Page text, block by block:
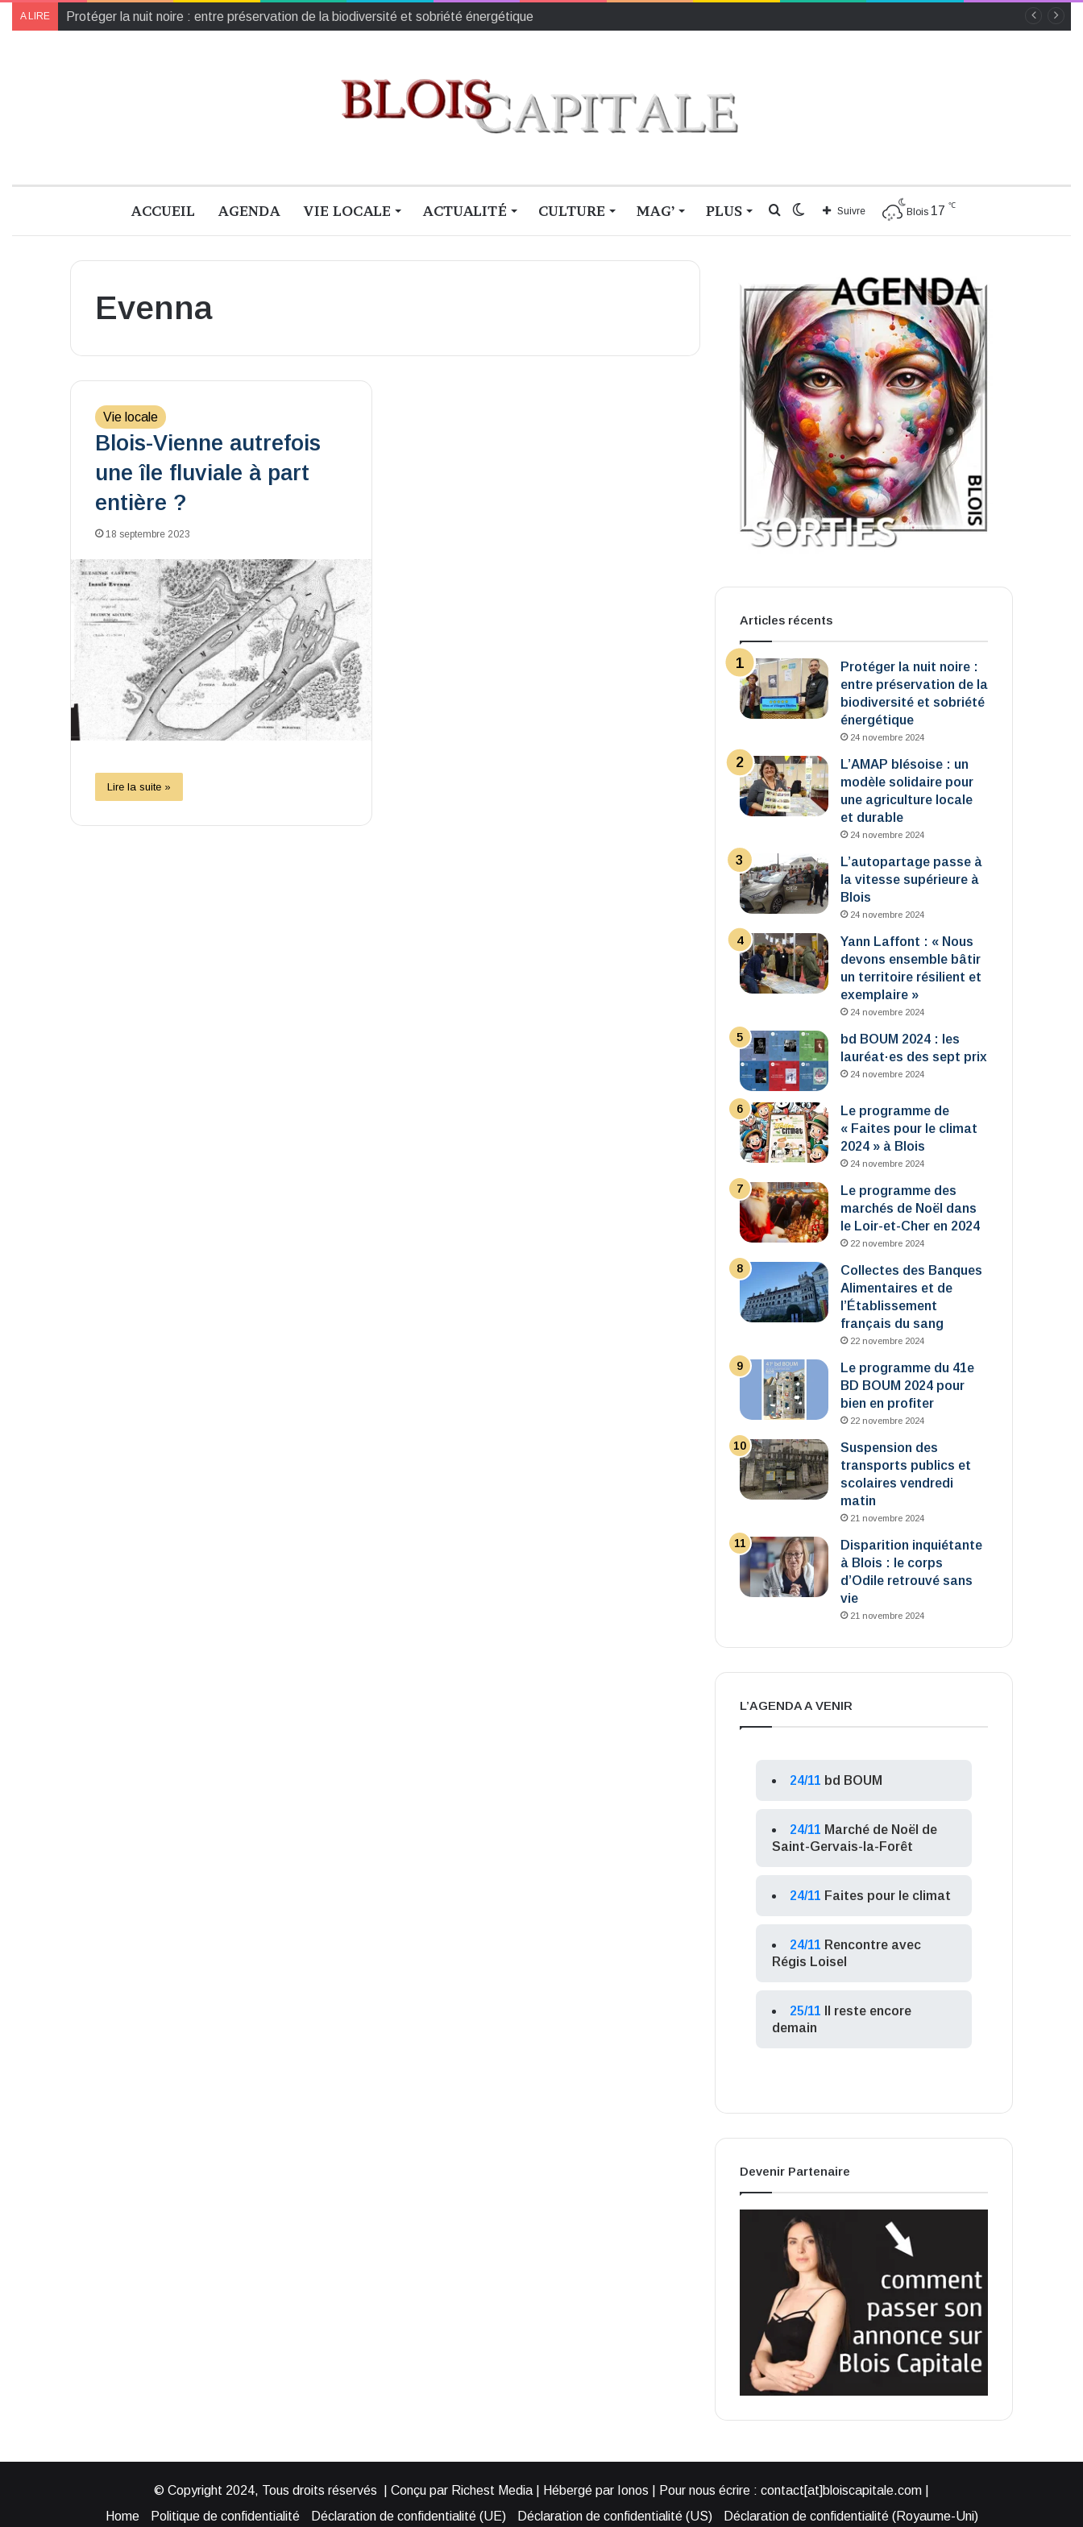
A LIRE Protéger la nuit noire : entre préservation de la biodiversité et sobriété énergétique
ACCUEIL AGENDA VIE LOCALE ACTUALITÉ CULTURE MAG’ PLUS Blois 17 ℃
Suivre
Switch
Rechercher
Evenna
Vie locale
Blois-Vienne autrefois
une île fluviale à part
entière ?
18 septembre 2023
Lire la suite »
Articles récents
Protéger la nuit noire :
entre préservation de la
biodiversité et sobriété
énergétique
24 novembre 2024
L’AMAP blésoise : un
modèle solidaire pour
une agriculture locale
et durable
24 novembre 2024
L’autopartage passe à
la vitesse supérieure à
Blois
24 novembre 2024
Yann Laffont : « Nous
devons ensemble bâtir
un territoire résilient et
exemplaire »
24 novembre 2024
bd BOUM 2024 : les
lauréat·es des sept prix
24 novembre 2024
Le programme de
« Faites pour le climat
2024 » à Blois
24 novembre 2024
Le programme des
marchés de Noël dans
le Loir-et-Cher en 2024
22 novembre 2024
Collectes des Banques
Alimentaires et de
l’Établissement
français du sang
22 novembre 2024
Le programme du 41e
BD BOUM 2024 pour
bien en profiter
22 novembre 2024
Suspension des
transports publics et
scolaires vendredi
matin
21 novembre 2024
Disparition inquiétante
à Blois : le corps
d’Odile retrouvé sans
vie
21 novembre 2024
L’AGENDA A VENIR
24/11 bd BOUM
24/11 Marché de Noël de
Saint-Gervais-la-Forêt
24/11 Faites pour le climat
24/11 Rencontre avec
Régis Loisel
25/11
Il reste encore
demain
Devenir Partenaire
© Copyright 2024, Tous droits réservés | Conçu par Richest Media | Hébergé par Ionos | Pour nous écrire : contact[at]bloiscapitale.com |
Home
Politique de confidentialité Déclaration de confidentialité (UE) Déclaration de confidentialité (US) Déclaration de confidentialité (Royaume-Uni)